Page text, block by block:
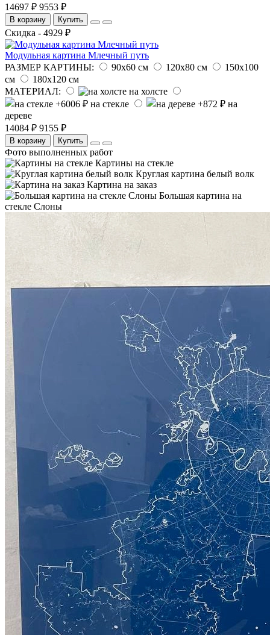
14697 ₽ 9553 ₽
В корзину Купить
Скидка - 4929 ₽
Модульная картина Млечный путь
РАЗМЕР КАРТИНЫ:
90х60 см 120х80 см
150х100
см
180х120 см
МАТЕРИАЛ:
на холсте
на стекле
на
дереве
14084 ₽ 9155 ₽
В корзину Купить
Фото выполненных работ
Картины на стекле
Круглая картина белый волк
Картина на заказ
Большая картина на
стекле Слоны